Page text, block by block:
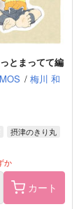
とまってて編
/ 梅川 和
摂津のきり丸
か
カート